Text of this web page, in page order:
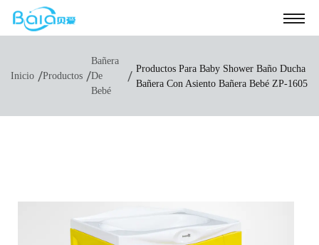
Inicio /Productos /
Bañera
De
Bebé
/ Productos Para Baby Shower Baño Ducha
Bañera Con Asiento Bañera Bebé ZP-1605